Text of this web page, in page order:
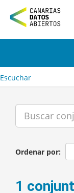
n
tEscuchar
Ordenar por
1